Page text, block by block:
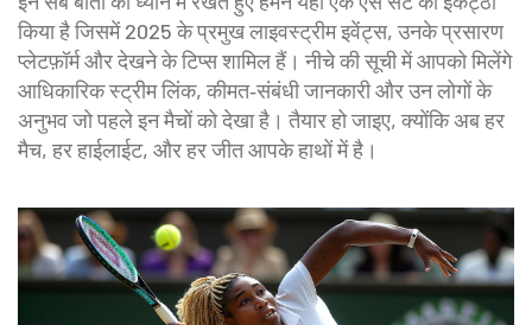
किया है जिसमें 2025 के प्रमुख लाइवस्ट्रीम इवेंट्स, उनके प्रसारण
प्लेटफ़ॉर्म और देखने के टिप्स शामिल हैं। नीचे की सूची में आपको मिलेंगे
आधिकारिक स्ट्रीम लिंक, कीमत‑संबंधी जानकारी और उन लोगों के
अनुभव जो पहले इन मैचों को देखा है। तैयार हो जाइए, क्योंकि अब हर
मैच, हर हाईलाईट, और हर जीत आपके हाथों में है।